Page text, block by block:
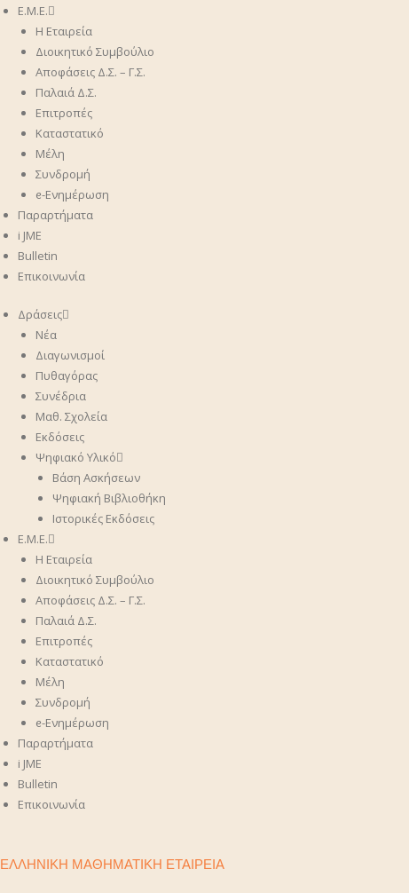
Ε.Μ.Ε.
Η Εταιρεία
Διοικητικό Συμβούλιο
Αποφάσεις Δ.Σ. – Γ.Σ.
Παλαιά Δ.Σ.
Επιτροπές
Καταστατικό
Μέλη
Συνδρομή
ᧉ-Ενημέρωση
Παραρτήματα
i JME
Bulletin
Επικοινωνία
Δράσεις
Νέα
Διαγωνισμοί
Πυθαγόρας
Συνέδρια
Μαθ. Σχολεία
Εκδόσεις
Ψηφιακό Υλικό
Βάση Ασκήσεων
Ψηφιακή Βιβλιοθήκη
Ιστορικές Εκδόσεις
Ε.Μ.Ε.
Η Εταιρεία
Διοικητικό Συμβούλιο
Αποφάσεις Δ.Σ. – Γ.Σ.
Παλαιά Δ.Σ.
Επιτροπές
Καταστατικό
Μέλη
Συνδρομή
ᧉ-Ενημέρωση
Παραρτήματα
i JME
Bulletin
Επικοινωνία
ΕΛΛΗΝΙΚΗ ΜΑΘΗΜΑΤΙΚΗ ΕΤΑΙΡΕΙΑ